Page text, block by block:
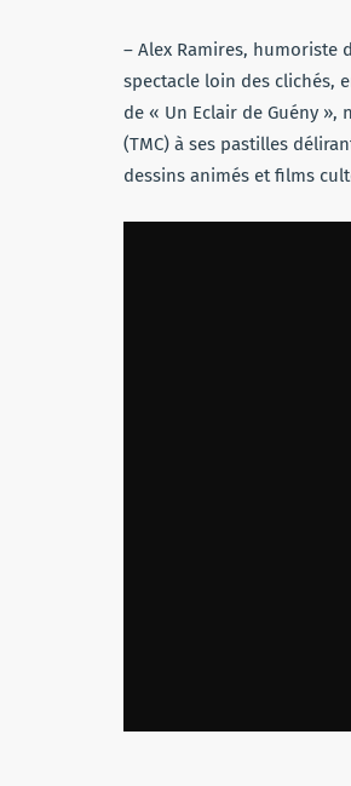
– Alex Ramires, humoriste
spectacle loin des clichés,
de « Un Eclair de Guény
(TMC) à ses pastilles
dessins animés et films